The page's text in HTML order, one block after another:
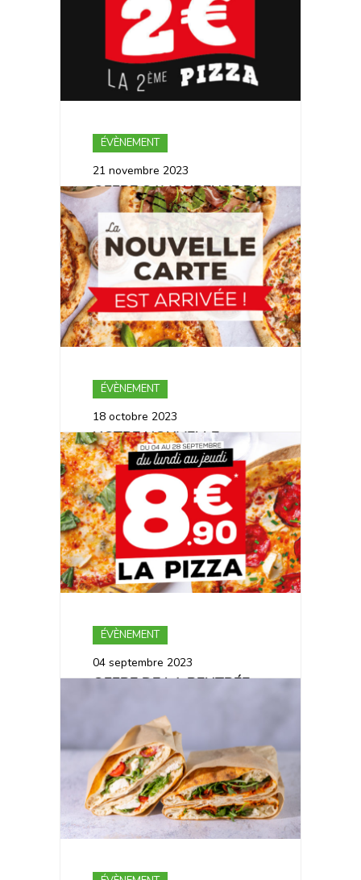
ÉVÈNEMENT
21 novembre 2023
OFFRE SAVOUREUSE DU
BLACK FRIDAY
ÉVÈNEMENT
18 octobre 2023
NOTRE NOUVELLE
CARTE EST DISPONIBLE !
ÉVÈNEMENT
04 septembre 2023
OFFRE DE LA RENTRÉE